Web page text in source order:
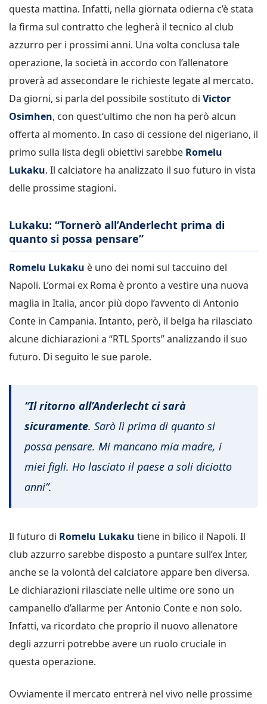
questa mattina. Infatti, nella giornata odierna c’è stata
la firma sul contratto che legherà il tecnico al club
azzurro per i prossimi anni. Una volta conclusa tale
operazione, la società in accordo con l’allenatore
proverà ad assecondare le richieste legate al mercato.
Da giorni, si parla del possibile sostituto di Victor
Osimhen, con quest’ultimo che non ha però alcun
offerta al momento. In caso di cessione del nigeriano, il
primo sulla lista degli obiettivi sarebbe Romelu
Lukaku. Il calciatore ha analizzato il suo futuro in vista
delle prossime stagioni.
Lukaku: “Tornerò all’Anderlecht prima di
quanto si possa pensare”
Romelu Lukaku è uno dei nomi sul taccuino del
Napoli. L’ormai ex Roma è pronto a vestire una nuova
maglia in Italia, ancor più dopo l’avvento di Antonio
Conte in Campania. Intanto, però, il belga ha rilasciato
alcune dichiarazioni a “RTL Sports” analizzando il suo
futuro. Di seguito le sue parole.
“Il ritorno all’Anderlecht ci sarà
sicuramente. Sarò lì prima di quanto si
possa pensare. Mi mancano mia madre, i
miei figli. Ho lasciato il paese a soli diciotto
anni”.
Il futuro di Romelu Lukaku tiene in bilico il Napoli. Il
club azzurro sarebbe disposto a puntare sull’ex Inter,
anche se la volontà del calciatore appare ben diversa.
Le dichiarazioni rilasciate nelle ultime ore sono un
campanello d’allarme per Antonio Conte e non solo.
Infatti, va ricordato che proprio il nuovo allenatore
degli azzurri potrebbe avere un ruolo cruciale in
questa operazione.
Ovviamente il mercato entrerà nel vivo nelle prossime